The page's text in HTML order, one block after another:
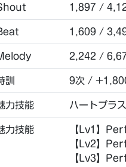
1,897 /
1,609 /
2,242 /
訓 9次 /
力技能 ハートプラ
力技能
【Lv1】
【Lv2】
【Lv3】